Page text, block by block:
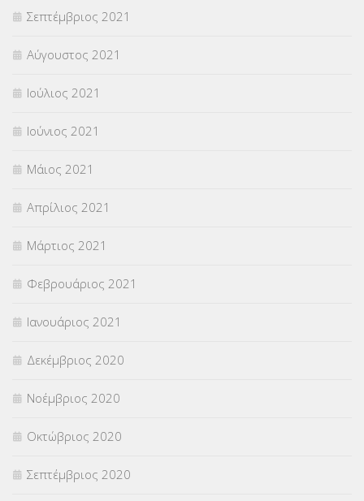
Σεπτέμβριος 2021
Αύγουστος 2021
Ιούλιος 2021
Ιούνιος 2021
Μάιος 2021
Απρίλιος 2021
Μάρτιος 2021
Φεβρουάριος 2021
Ιανουάριος 2021
Δεκέμβριος 2020
Νοέμβριος 2020
Οκτώβριος 2020
Σεπτέμβριος 2020